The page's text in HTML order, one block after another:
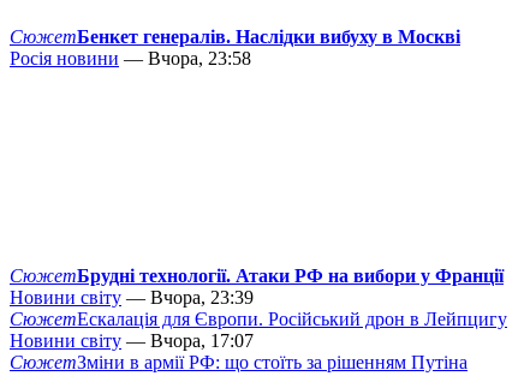
СюжетБенкет генералів. Наслідки вибуху в Москві
Росія новини — Вчора, 23:58
СюжетБрудні технології. Атаки РФ на вибори у Франції
Новини світу — Вчора, 23:39
СюжетЕскалація для Європи. Російський дрон в Лейпцигу
Новини світу — Вчора, 17:07
СюжетЗміни в армії РФ: що стоїть за рішенням Путіна